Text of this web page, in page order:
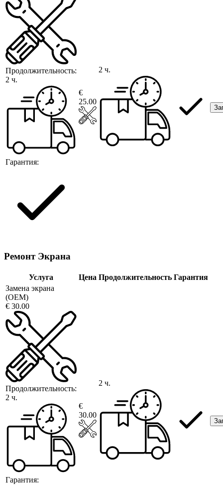
Продолжительность:
2 ч.
Гарантия:
€
25.00
2 ч.
Ремонт Экрана
Услуга Цена Продолжительность Гарантия
Замена экрана
(OEM)
€ 30.00
Продолжительность:
2 ч.
Гарантия:
€
30.00
2 ч.